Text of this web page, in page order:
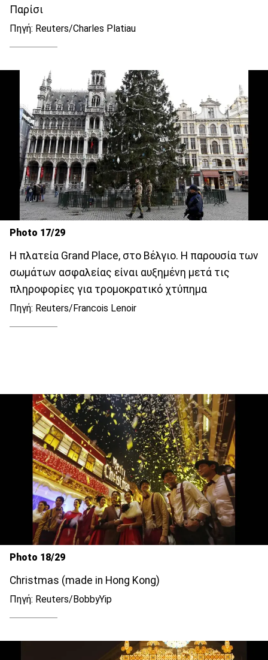
Παρίσι
Πηγή: Reuters/Charles Platiau
Photo 17/29
Η πλατεία Grand Place, στο Βέλγιο. Η παρουσία των
σωμάτων ασφαλείας είναι αυξημένη μετά τις
πληροφορίες για τρομοκρατικό χτύπημα
Πηγή: Reuters/Francois Lenoir
Photo 18/29
Christmas (made in Hong Kong)
Πηγή: Reuters/BobbyYip